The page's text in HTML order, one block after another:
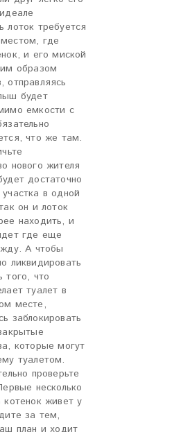
лоток требуется
где
и его миской
образом
будет
емкости с
что же там.
нового жителя
достаточно
в одной
он и лоток
находить, и
где еще
А чтобы
ликвидировать
того, что
туалет в
месте,
заблокировать
которые могут
туалетом.
проверьте
несколько
живет у
за тем,
план и ходит